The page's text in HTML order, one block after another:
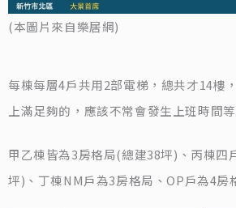
(本圖片來自樂居網)
每棟每層4戶共用2部電梯，總共才14樓
上滿足夠的，應該不常會發生上班時間
甲乙棟皆為3房格局(總建38坪)、丙棟四
坪)、丁棟NM戶為3房格局、OP戶為4房